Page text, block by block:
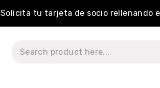
Solicita tu tarjeta de socio rellenando